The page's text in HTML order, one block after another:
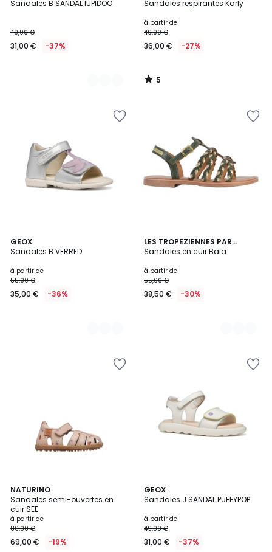
Sandales B SANDAL IUPIDOO
49,90 €
31,00 € -37%
Couleurs
Sandales respirantes Karly
à partir de
49,90 €
36,00 € -27%
/
5
/
GEOX
Sandales B VERRED
à partir de
55,00 €
35,00 € -36%
2
Couleurs
LES TROPEZIENNES PAR
M.BELARBI
Sandales en cuir Baia
à partir de
55,00 €
38,50 € -30%
4
Couleurs
NATURINO
Sandales semi-ouvertes en
cuir SEE
à partir de
86,00 €
69,00 € -19%
2
Couleurs
GEOX
Sandales J SANDAL PUFFYPOP
à partir de
49,90 €
31,00 € -37%
2
Couleurs